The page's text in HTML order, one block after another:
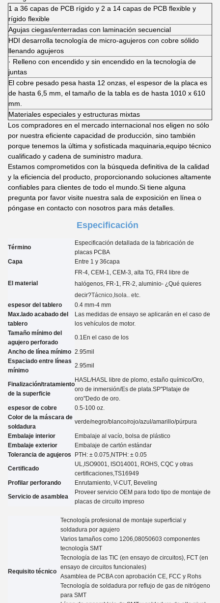
1 a 36 capas de PCB rígido y 2 a 14 capas de PCB flexible y
rígido flexible
Agujas ciegas/enterradas con laminación secuencial
HDI desarrolla tecnología de micro-agujeros con cobre sólido
llenando agujeros
· Relleno con encendido y sin encendido en la tecnología de
juntas
El cobre pesado pesa hasta 12 onzas, el espesor de la placa es
de hasta 6,5 mm, el tamaño de la tabla es de hasta 1010 x 610
mm.
Materiales especiales y estructuras mixtas
Los compradores en el mercado internacional nos eligen no sólo
por nuestra eficiente capacidad de producción, sino también
porque tenemos la última y sofisticada maquinaria,equipo técnico
cualificado y cadena de suministro madura.
Estamos comprometidos con la búsqueda definitiva de la calidad
y la eficiencia del producto, proporcionando soluciones altamente
confiables para clientes de todo el mundo.Si tiene alguna
pregunta por favor visite nuestra sala de exposición en línea o
póngase en contacto con nosotros para más detalles.
Especificación
Término
Especificación detallada de la fabricación de
placas PCBA
Capa
Entre 1 y 36capa
El material
FR-4, CEM-1, CEM-3, alta TG, FR4 libre de
halógenos, FR-1, FR-2, aluminio- ¿Qué quieres
decir?Tácnico ,Isola.. etc.
espesor del tablero
0.4 mm-4 mm
Max.lado acabado del
tablero
Las medidas de ensayo se aplicarán en el caso de
los vehículos de motor.
Tamaño mínimo del
agujero perforado
0. 1 En el caso de los
Ancho de línea mínimo 2.95mil
Espaciado entre líneas
mínimo
2.95mil
Finalización/tratamiento
de la superficie
HASL/HASL libre de plomo, estaño químico/Oro,
oro de inmersión/Es de plata. SP"Plataje de
oro"Dedo de oro.
espesor de cobre
0.5-100 oz.
Color de la máscara de
soldadura
verde/negro/blanco/rojo/azul/amarillo/púrpura
Embalaje interior
Embalaje al vacío, bolsa de plástico
Embalaje exterior
Embalaje de cartón estándar
Tolerancia de agujeros
PTH: ± 0.075 ,NTPH: ± 0.05
Certificado
UL, ISO9001, ISO14001, ROHS, CQC y otras
certificaciones ,TS16949
Profilar perforando
Enrutamiento, V-CUT, Beveling
Servicio de asamblea
Proveer servicio OEM para todo tipo de montaje de
placas de circuito impreso
Requisito técnico
Tecnología profesional de montaje superficial y
soldadura por agujero
Varios tamaños como 1206,08050603 componentes
tecnología SMT
Tecnología de las TIC (en ensayo de circuitos), FCT (en
ensayo de circuitos funcionales)
Asamblea de PCBA con aprobación CE, FCC y Rohs
Tecnología de soldadura por reflujo de gas de nitrógeno
para SMT